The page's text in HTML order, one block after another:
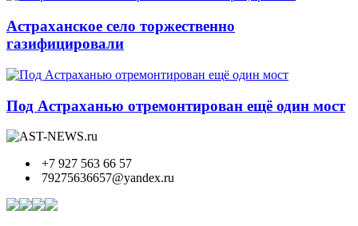
Астраханское село торжественно
газифицировали
Под Астраханью отремонтирован ещё один мост
+7 927 563 66 57
79275636657@yandex.ru